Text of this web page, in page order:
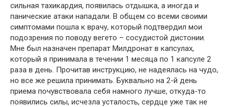
сильная тахикардия, появилась отдышка, а иногда и
панические атаки нападали. В общем со всеми своими
симптомами пошла к врачу, который подтвердил мои
подозрения по поводу вегето – сосудистой дистонии.
Мне был назначен препарат Милдронат в капсулах,
который я принимала в течении 1 месяца по 1 капсуле 2
раза в день. Прочитав инструкцию, не надеялась на чудо,
но все же решила принимать. Буквально на 2-й день
приема почувствовала себя намного лучше, откуда-то
появились силы, исчезла усталость, сердце уже так не